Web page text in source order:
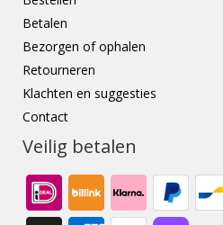
Betalen
Bezorgen of ophalen
Retourneren
Klachten en suggesties
Contact
Veilig betalen